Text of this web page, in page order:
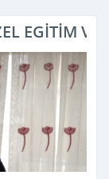
EGİTİM